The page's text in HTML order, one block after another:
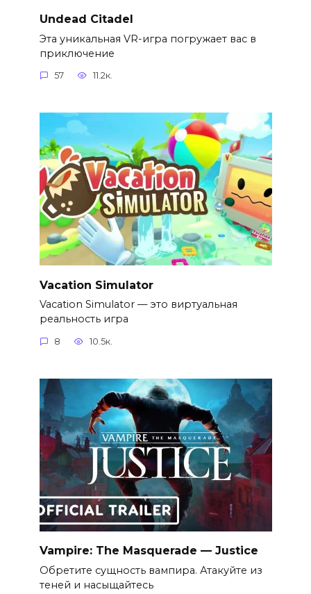
Undead Citadel
Эта уникальная VR-игра погружает вас в
приключение
57 11.2к.
Vacation Simulator
Vacation Simulator — это виртуальная
реальность игра
8 10.5к.
Vampire: The Masquerade — Justice
Обретите сущность вампира. Атакуйте из
теней и насыщайтесь